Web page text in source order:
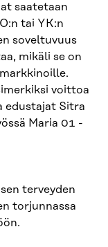
saatetaan
tai YK:n
soveltuvuus
mikäli se on
voittoa
edustajat Sitra
Maria 01 -
terveyden
torjunnassa